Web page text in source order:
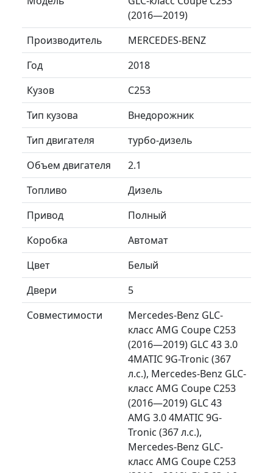
(2016—2019)
Производитель
MERCEDES-BENZ
Год
2018
Кузов
C253
Тип кузова
Внедорожник
Тип двигателя
турбо-дизель
Объем двигателя
2.1
Топливо
Дизель
Привод
Полный
Коробка
Автомат
Цвет
Белый
Двери
5
Совместимости
Mercedes-Benz GLC-
класс AMG Coupe C253
(2016—2019) GLC 43 3.0
4MATIC 9G-Tronic (367
л.с.), Mercedes-Benz GLC-
класс AMG Coupe C253
(2016—2019) GLC 43
AMG 3.0 4MATIC 9G-
Tronic (367 л.с.),
Mercedes-Benz GLC-
класс AMG Coupe C253